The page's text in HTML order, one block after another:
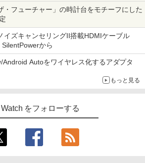
・フューチャー」の時計台をモチーフにした
イズキャンセリングII搭載HDMIケーブル
SilentPowerから
Autoをワイヤレス化するアダプタ
もっと見る
をフォローする